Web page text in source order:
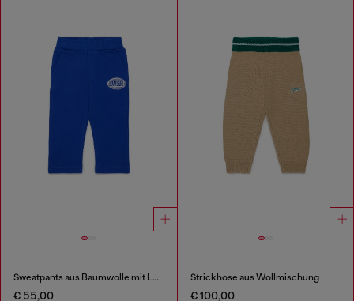
Sweatpants aus Baumwolle mit Logo-Print
€ 55,00
Strickhose aus Wollmischung
€ 100,00